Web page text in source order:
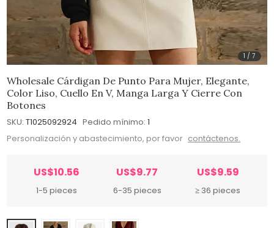
1 /7
Wholesale Cárdigan De Punto Para Mujer, Elegante,
Color Liso, Cuello En V, Manga Larga Y Cierre Con
Botones
SKU: T1025092924 Pedido mínimo: 1
Personalización y abastecimiento, por favor contáctenos.
US$10.56
1-5 pieces
US$9.77
6-35 pieces
US$9.59
≥ 36 pieces